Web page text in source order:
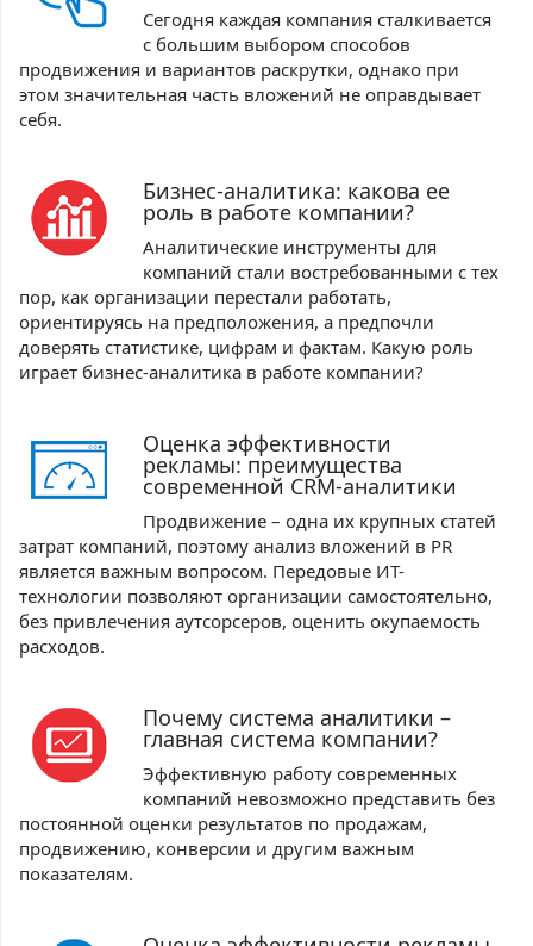
Сегодня каждая компания сталкивается
с большим выбором способов
продвижения и вариантов раскрутки, однако при
этом значительная часть вложений не оправдывает
себя.
Бизнес-аналитика: какова ее
роль в работе компании?
Аналитические инструменты для
компаний стали востребованными с тех
пор, как организации перестали работать,
ориентируясь на предположения, а предпочли
доверять статистике, цифрам и фактам. Какую роль
играет бизнес-аналитика в работе компании?
Оценка эффективности
рекламы: преимущества
современной CRM-аналитики
Продвижение – одна их крупных статей
затрат компаний, поэтому анализ вложений в PR
является важным вопросом. Передовые ИТ-
технологии позволяют организации самостоятельно,
без привлечения аутсорсеров, оценить окупаемость
расходов.
Почему система аналитики –
главная система компании?
Эффективную работу современных
компаний невозможно представить без
постоянной оценки результатов по продажам,
продвижению, конверсии и другим важным
показателям.